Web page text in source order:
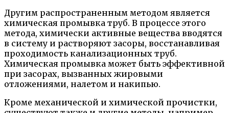
Другим распространенным методом является
химическая промывка труб. В процессе этого
метода, химически активные вещества вводятся
в систему и растворяют засоры, восстанавливая
проходимость канализационных труб.
Химическая промывка может быть эффективной
при засорах, вызванных жировыми
отложениями, налетом и накипью.
Кроме механической и химической прочистки,